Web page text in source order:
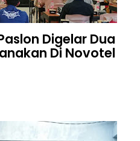
Digelar Dua
Di Novotel